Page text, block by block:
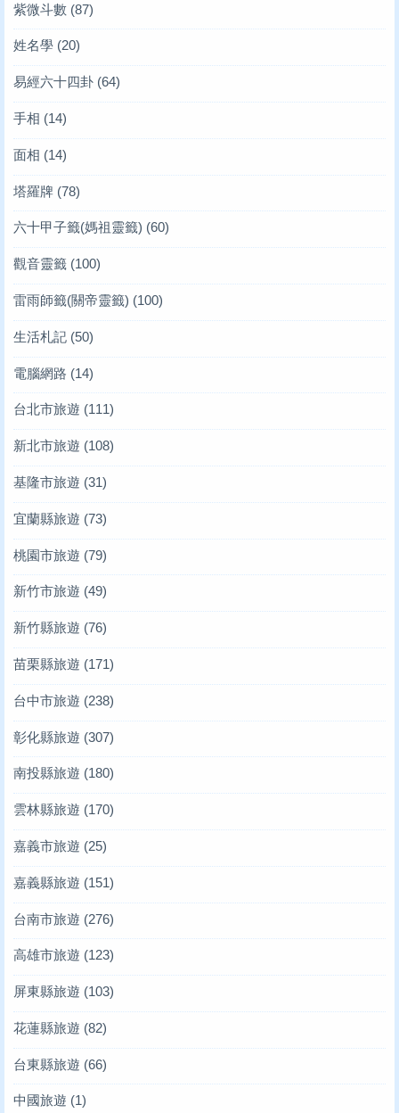
紫微斗數 (87)
姓名學 (20)
易經六十四卦 (64)
手相 (14)
面相 (14)
塔羅牌 (78)
六十甲子籤(媽祖靈籤) (60)
觀音靈籤 (100)
雷雨師籤(關帝靈籤) (100)
生活札記 (50)
電腦網路 (14)
台北市旅遊 (111)
新北市旅遊 (108)
基隆市旅遊 (31)
宜蘭縣旅遊 (73)
桃園市旅遊 (79)
新竹市旅遊 (49)
新竹縣旅遊 (76)
苗栗縣旅遊 (171)
台中市旅遊 (238)
彰化縣旅遊 (307)
南投縣旅遊 (180)
雲林縣旅遊 (170)
嘉義市旅遊 (25)
嘉義縣旅遊 (151)
台南市旅遊 (276)
高雄市旅遊 (123)
屏東縣旅遊 (103)
花蓮縣旅遊 (82)
台東縣旅遊 (66)
中國旅遊 (1)